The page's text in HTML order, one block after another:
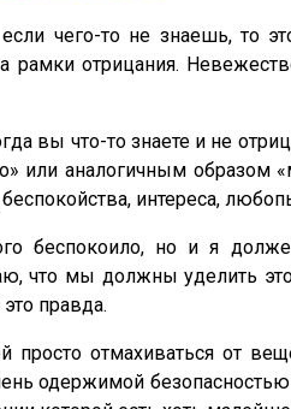
если чего-то не знаешь, то
рамки отрицания.
вы что-то знаете и не
или аналогичным
интереса,
беспокоило, но и я
что мы должны уделить
правда.
просто отмахиваться от
одержимой